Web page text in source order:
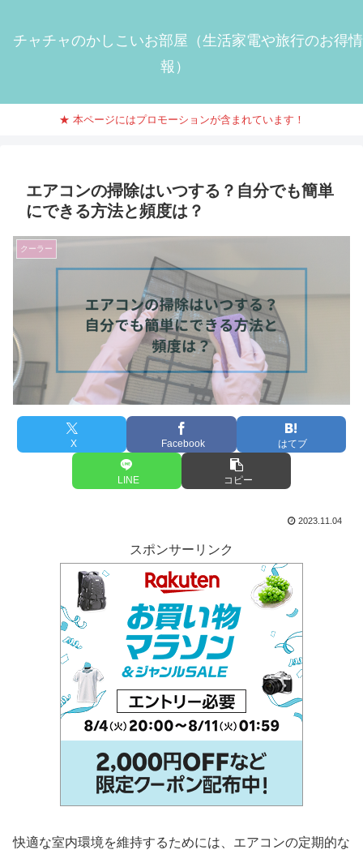
チャチャのかしこいお部屋（生活家電や旅行のお得情
報）
★ 本ページにはプロモーションが含まれています！
エアコンの掃除はいつする？自分でも簡単
にできる方法と頻度は？
クーラー
X Facebook はてブ
LINE コピー
2023.11.04
スポンサーリンク
快適な室内環境を維持するためには、エアコンの定期的な